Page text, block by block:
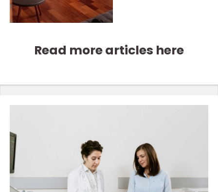
Read more articles here